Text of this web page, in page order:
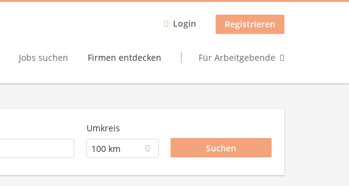
Login Registrieren
Jobs suchen Firmen entdecken Für Arbeitgebende
Umkreis
100 km